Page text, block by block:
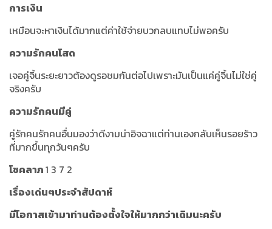
การเงิน
เหมือนจะหาเงินได้มากแต่ค่าใช้จ่ายบวกลบแทบไม่พอครับ
ความรักคนโสด
เจอคู่จิ้นระยะยาวต้องดูรอชมกันต่อไปเพราะมันเป็นแค่คู่จิ้นไม่ใช่คู่
จริงครับ
ความรักคนมีคู่
คู่รักคนรักคนอื่นมองว่าดีงามน่าอิจฉาแต่ท่านเองกลับเห็นรอยร้าว
ที่มากขึ้นทุกวันๆครับ
โชคลาภ1 3 7 2
เรื่องเด่นๆประจำสัปดาห์
มีโอกาสเข้ามาท่านต้องตั้งใจให้มากกว่าเดิมนะครับ